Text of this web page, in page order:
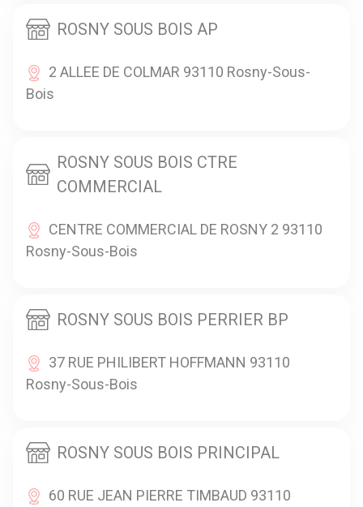
ROSNY SOUS BOIS AP
2 ALLEE DE COLMAR 93110 Rosny-Sous-
Bois
ROSNY SOUS BOIS CTRE
COMMERCIAL
CENTRE COMMERCIAL DE ROSNY 2 93110
Rosny-Sous-Bois
ROSNY SOUS BOIS PERRIER BP
37 RUE PHILIBERT HOFFMANN 93110
Rosny-Sous-Bois
ROSNY SOUS BOIS PRINCIPAL
60 RUE JEAN PIERRE TIMBAUD 93110